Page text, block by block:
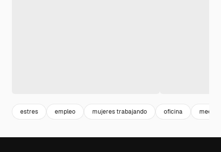
estres empleo mujeres trabajando oficina